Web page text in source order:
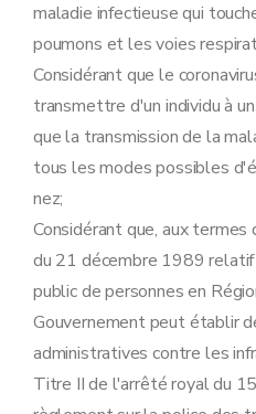
maladie infectieuse qui
poumons et les voies
Considérant que le
transmettre d'un individu à
que la transmission de la
tous les modes possibles
nez;
Considérant que, aux
du 21 décembre 1989
public de personnes en
Gouvernement peut établir
administratives contre les
Titre II de l'arrêté royal du